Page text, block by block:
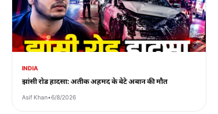
INDIA
झांसी रोड हादसा: अतीक अहमद के बेटे अबान की मौत
Asif Khan•6/8/2026